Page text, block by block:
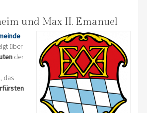
und Max II. Emanuel
über
der
, das